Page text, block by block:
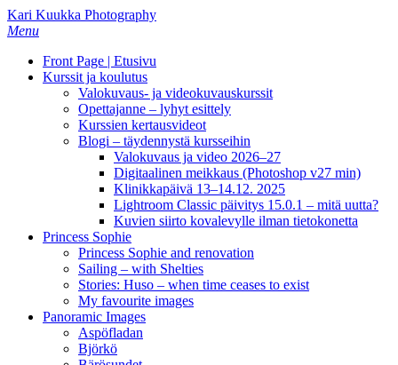
Skip
to
content
Kari Kuukka Photography
Menu
Front Page | Etusivu
Kurssit ja koulutus
Valokuvaus- ja videokuvauskurssit
Opettajanne – lyhyt esittely
Kurssien kertausvideot
Blogi – täydennystä kursseihin
Valokuvaus ja video 2026–27
Digitaalinen meikkaus (Photoshop v27 min)
Klinikkapäivä 13–14.12. 2025
Lightroom Classic päivitys 15.0.1 – mitä uutta?
Kuvien siirto kovalevylle ilman tietokonetta
Princess Sophie
Princess Sophie and renovation
Sailing – with Shelties
Stories: Huso – when time ceases to exist
My favourite images
Panoramic Images
Aspöfladan
Björkö